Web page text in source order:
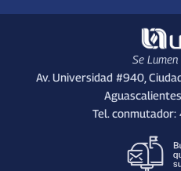
Se
Av. Universidad #940,
Tel.